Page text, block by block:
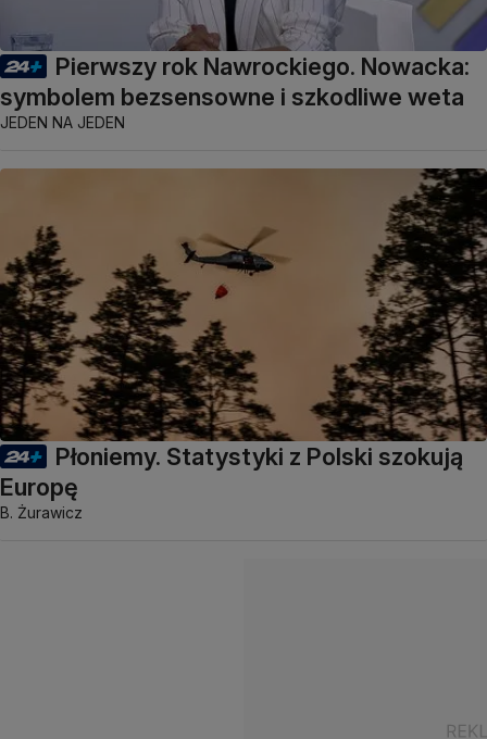
Pierwszy rok Nawrockiego. Nowacka:
symbolem bezsensowne i szkodliwe weta
JEDEN NA JEDEN
Płoniemy. Statystyki z Polski szokują
Europę
B. Żurawicz